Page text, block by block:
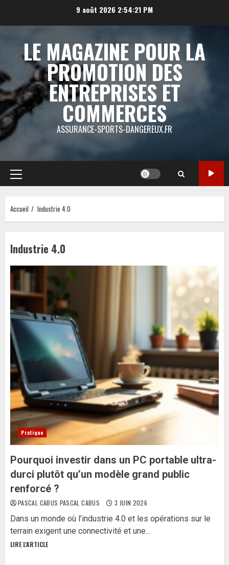
9 août 2026 2:54:21 PM
LE MAGAZINE POUR LA
PROMOTION DES
ENTREPRISES ET
COMMERCES
ASSURANCE-SPORTS-DANGEREUX.FR
Menu
principal
Accueil Industrie 4.0
Industrie 4.0
Pratique
Pourquoi investir dans un PC portable ultra-
durci plutôt qu’un modèle grand public
renforcé ?
PASCAL CABUS PASCAL CABUS 3 JUIN 2026
Dans un monde où l’industrie 4.0 et les opérations sur le
terrain exigent une connectivité et une...
LIRE L'ARTICLE